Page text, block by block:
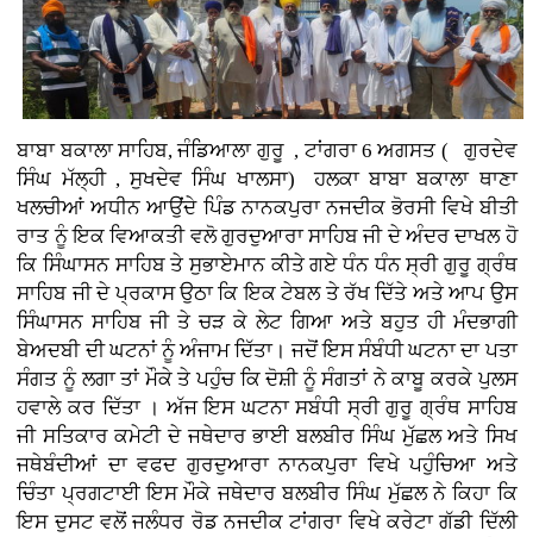
ਬਾਬਾ ਬਕਾਲਾ ਸਾਹਿਬ, ਜੰਡਿਆਲਾ ਗੁਰੂ , ਟਾਂਗਰਾ 6 ਅਗਸਤ ( ਗੁਰਦੇਵ
ਸਿੰਘ ਮੱਲ੍ਹੀ , ਸੁਖਦੇਵ ਸਿੰਘ ਖਾਲਸਾ)
ਹਲਕਾ ਬਾਬਾ ਬਕਾਲਾ ਥਾਣਾ
ਖਲਚੀਆਂ ਅਧੀਨ ਆਉਂਦੇ ਪਿੰਡ ਨਾਨਕਪੁਰਾ ਨਜਦੀਕ ਭੋਰਸੀ ਵਿਖੇ ਬੀਤੀ
ਰਾਤ ਨੂੰ ਇਕ ਵਿਆਕਤੀ ਵਲੋ ਗੁਰਦੁਆਰਾ ਸਾਹਿਬ ਜੀ ਦੇ ਅੰਦਰ ਦਾਖਲ ਹੋ
ਕਿ ਸਿੰਘਾਸਨ ਸਾਹਿਬ ਤੇ ਸੁਭਾਏਮਾਨ ਕੀਤੇ ਗਏ ਧੰਨ ਧੰਨ ਸ੍ਰੀ ਗੁਰੂ ਗ੍ਰੰਥ
ਸਾਹਿਬ ਜੀ ਦੇ ਪ੍ਰਕਾਸ ਉਠਾ ਕਿ ਇਕ ਟੇਬਲ ਤੇ ਰੱਖ ਦਿੱਤੇ ਅਤੇ ਆਪ ਉਸ
ਸਿੰਘਾਸਨ ਸਾਹਿਬ ਜੀ ਤੇ ਚੜ ਕੇ ਲੇਟ ਗਿਆ ਅਤੇ ਬਹੁਤ ਹੀ ਮੰਦਭਾਗੀ
ਬੇਅਦਬੀ ਦੀ ਘਟਨਾਂ ਨੂੰ ਅੰਜਾਮ ਦਿੱਤਾ। ਜਦੋਂ ਇਸ ਸੰਬੰਧੀ ਘਟਨਾ ਦਾ ਪਤਾ
ਸੰਗਤ ਨੂੰ ਲਗਾ ਤਾਂ ਮੌਕੇ ਤੇ ਪਹੁੰਚ ਕਿ ਦੋਸ਼ੀ ਨੂੰ ਸੰਗਤਾਂ ਨੇ ਕਾਬੂ ਕਰਕੇ ਪੁਲਸ
ਹਵਾਲੇ ਕਰ ਦਿੱਤਾ । ਅੱਜ ਇਸ ਘਟਨਾ ਸਬੰਧੀ ਸ੍ਰੀ ਗੁਰੂ ਗ੍ਰੰਥ ਸਾਹਿਬ
ਜੀ ਸਤਿਕਾਰ ਕਮੇਟੀ ਦੇ ਜਥੇਦਾਰ ਭਾਈ ਬਲਬੀਰ ਸਿੰਘ ਮੁੱਛਲ ਅਤੇ ਸਿਖ
ਜਥੇਬੰਦੀਆਂ ਦਾ ਵਫਦ ਗੁਰਦੁਆਰਾ ਨਾਨਕਪੁਰਾ ਵਿਖੇ ਪਹੁੰਚਿਆ ਅਤੇ
ਚਿੰਤਾ ਪ੍ਰਗਟਾਈ ਇਸ ਮੌਕੇ ਜਥੇਦਾਰ ਬਲਬੀਰ ਸਿੰਘ ਮੁੱਛਲ ਨੇ ਕਿਹਾ ਕਿ
ਇਸ ਦੁਸਟ ਵਲੋਂ ਜਲੰਧਰ ਰੋਡ ਨਜਦੀਕ ਟਾਂਗਰਾ ਵਿਖੇ ਕਰੇਟਾ ਗੱਡੀ ਦਿੱਲੀ